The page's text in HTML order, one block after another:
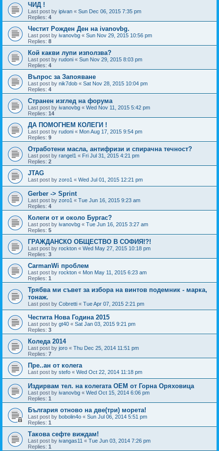
ЧИД !
Last post by ipivan « Sun Dec 06, 2015 7:35 pm
Replies: 4
Честит Рожден Ден на ivanovbg.
Last post by ivanovbg « Sun Nov 29, 2015 10:56 pm
Replies: 8
Кой какви лупи използва?
Last post by rudoni « Sun Nov 29, 2015 8:03 pm
Replies: 4
Въпрос за Запояване
Last post by nik7dob « Sat Nov 28, 2015 10:04 pm
Replies: 4
Странен изглед на форума
Last post by ivanovbg « Wed Nov 11, 2015 5:42 pm
Replies: 14
ДА ПОМОГНЕМ КОЛЕГИ !
Last post by rudoni « Mon Aug 17, 2015 9:54 pm
Replies: 9
Отработени масла, антифризи и спирачна течност?
Last post by rangel1 « Fri Jul 31, 2015 4:21 pm
Replies: 2
JTAG
Last post by zoro1 « Wed Jul 01, 2015 12:21 pm
Gerber -> Sprint
Last post by zoro1 « Tue Jun 16, 2015 9:23 am
Replies: 4
Колеги от и около Бургас?
Last post by ivanovbg « Tue Jun 16, 2015 3:27 am
Replies: 5
ГРАЖДАНСКО ОБЩЕСТВО В СОФИЯ!?!
Last post by rockton « Wed May 27, 2015 10:18 pm
Replies: 3
CarmanWi проблем
Last post by rockton « Mon May 11, 2015 6:23 am
Replies: 1
Трябва ми съвет за избора на винтов подемник - марка,
тонаж.
Last post by Cobretti « Tue Apr 07, 2015 2:21 pm
Честита Нова Година 2015
Last post by gt40 « Sat Jan 03, 2015 9:21 pm
Replies: 3
Коледа 2014
Last post by joro « Thu Dec 25, 2014 11:51 pm
Replies: 7
Пре..ан от колега
Last post by stefo « Wed Oct 22, 2014 11:18 pm
Издирвам тел. на колегата OEM от Горна Оряховица
Last post by ivanovbg « Wed Oct 15, 2014 6:06 pm
Replies: 1
България отново на две(три) морета!
Last post by bobolin4o « Sun Jul 06, 2014 5:51 pm
Replies: 1
Такова сефте виждам!
Last post by ivangas11 « Tue Jun 03, 2014 7:26 pm
Replies: 1